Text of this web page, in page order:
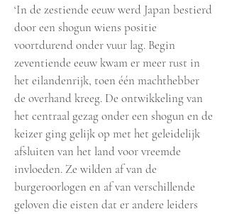
‘In de zestiende eeuw werd Japan bestierd
door een shogun wiens positie
voortdurend onder vuur lag. Begin
zeventiende eeuw kwam er meer rust in
het eilandenrijk, toen één machthebber
de overhand kreeg. De ontwikkeling van
het centraal gezag onder een shogun en de
keizer ging gelijk op met het geleidelijk
afsluiten van het land voor vreemde
invloeden. Ze wilden af van de
burgeroorlogen en af van verschillende
geloven die eisten dat er andere leiders